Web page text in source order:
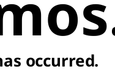
occurred.